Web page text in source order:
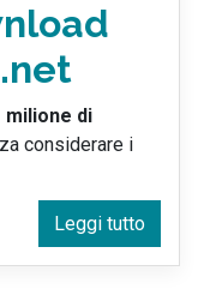
milione di
considerare i
Leggi tutto